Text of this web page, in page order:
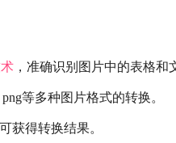
，准确识别图片中的表格和
等多种图片格式的转换。
获得转换结果。